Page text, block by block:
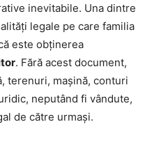
inevitabile. Una dintre
legale pe care familia
este obținerea
. Fără acest document,
terenuri, mașină, conturi
neputând fi vândute,
de către urmași.